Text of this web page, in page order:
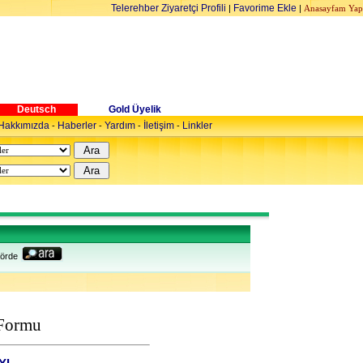
Telerehber Ziyaretçi Profili | Favorime Ekle | Anasayfam Yap
Deutsch Gold Üyelik
-Haberler-Yardım-İletişim-Linkler